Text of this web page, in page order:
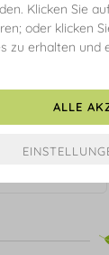
925
Klicken Sie
oder klicken
zu erhalten und
ALLE